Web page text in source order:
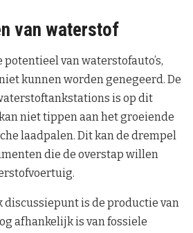
van waterstof
van waterstofauto’s,
kunnen worden genegeerd. De
is op dit
niet tippen aan het groeiende
laadpalen. Dit kan de drempel
die de overstap willen
discussiepunt is de productie van
afhankelijk is van fossiele